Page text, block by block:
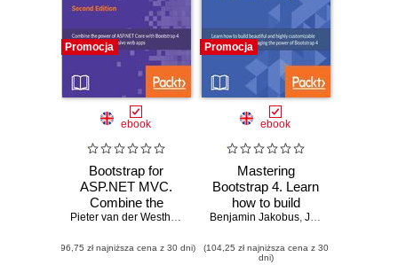
Promocja
ebook
Bootstrap for
ASP.NET MVC.
Combine the
power of ASP.NET
Bootstrap 4 to build
Pieter van der Westhuizen
(96,75 zł najniższa cena z 30 dni)
Promocja
ebook
Mastering
Bootstrap 4. Learn
how to build
beautiful and highly
interfaces by
Benjamin Jakobus, Jason Marah
(104,25 zł najniższa cena z 30
dni)